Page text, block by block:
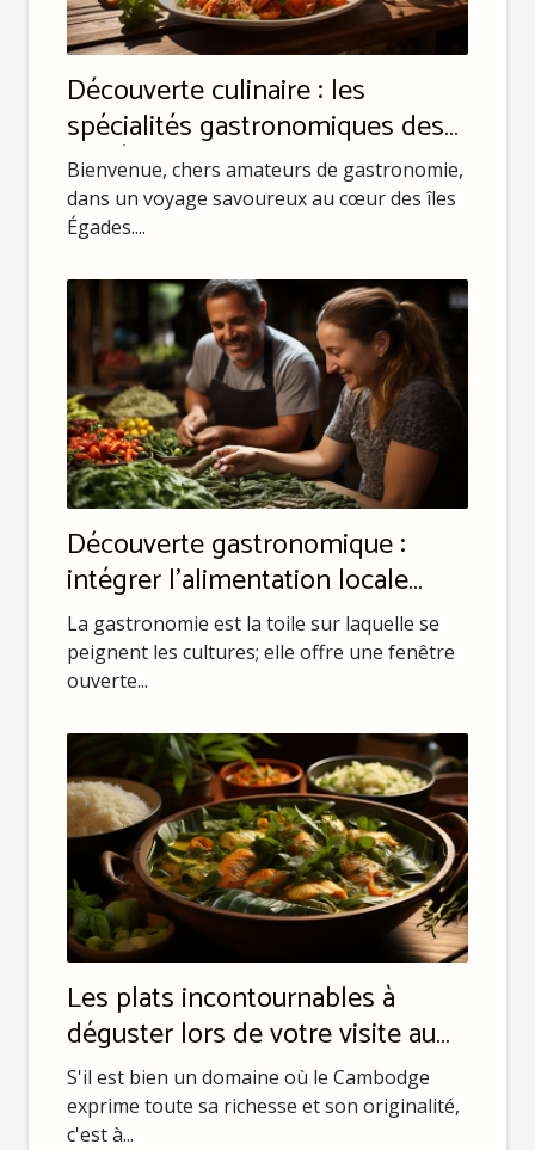
Découverte culinaire : les
spécialités gastronomiques des
îles Égades
Bienvenue, chers amateurs de gastronomie,
dans un voyage savoureux au cœur des îles
Égades....
Découverte gastronomique :
intégrer l'alimentation locale
dans l'apprentissage
La gastronomie est la toile sur laquelle se
peignent les cultures; elle offre une fenêtre
ouverte...
Les plats incontournables à
déguster lors de votre visite au
Cambodge
S'il est bien un domaine où le Cambodge
exprime toute sa richesse et son originalité,
c'est à...